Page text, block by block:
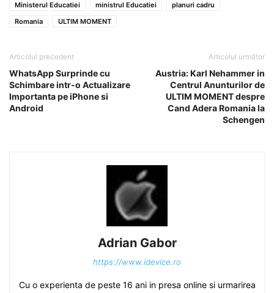
Ministerul Educatiei ministrul Educatiei
planuri cadru
Romania
ULTIM MOMENT
Articolul precedent
WhatsApp Surprinde cu
Schimbare intr-o Actualizare
Importanta pe iPhone si
Android
Articolul următor
Austria: Karl Nehammer in
Centrul Anunturilor de
ULTIM MOMENT despre
Cand Adera Romania la
Schengen
Adrian Gabor
https://www.idevice.ro
Cu o experienta de peste 16 ani in presa online si urmarirea